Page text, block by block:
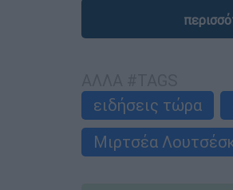
ειδήσεις τώρα
Μιρτσέα